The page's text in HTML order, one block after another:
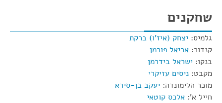
שחקנים
גלמיס: יצחק (איז'ו) ברקת
קנדור: אריאל פורמן
בנקו: ישראל בידרמן
מקבט: ניסים עזיקרי
מוכר הלימונדה: יעקב בן-סירא
חייל א': אלכס קוטאי